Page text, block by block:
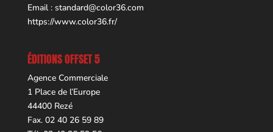
Email : standard@color36.com
https://www.color36.fr/
ÉDITIONS OFFSET 5
Agence Commerciale
1 Place de l’Europe
44400 Rezé
Fax. 02 40 26 59 89